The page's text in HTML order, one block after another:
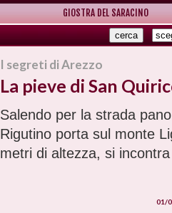
GIOSTRA DEL SARACINO
I segreti di Arezzo
La pieve di San
Salendo per la strada
Rigutino porta sul monte
metri di altezza, si
01/